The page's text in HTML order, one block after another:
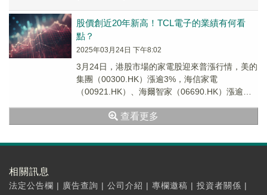
股價創近20年新高！TCL電子的業績有何看
點？
2025年03月24日 下午8:02
3月24日，港股市場的家電股迎來普漲行情，美的
集團（00300.HK）漲逾3%，海信家電
（00921.HK）、海爾智家（06690.HK）漲逾
查看更多
相關訊息
法定公告欄 | 廣告查詢 | 公司介紹 | 專欄邀稿 | 投資者關係 |